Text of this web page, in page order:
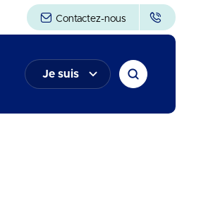
Contactez-nous
Je suis